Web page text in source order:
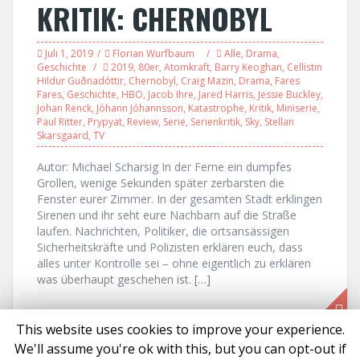
KRITIK: CHERNOBYL
Juli 1, 2019 Florian Wurfbaum Alle, Drama,
Geschichte
2019, 80er, Atomkraft, Barry Keoghan, Cellistin
Hildur Guðnadóttir, Chernobyl, Craig Mazin, Drama, Fares
Fares, Geschichte, HBO, Jacob Ihre, Jared Harris, Jessie Buckley,
Johan Renck, Jóhann Jóhannsson, Katastrophe, Kritik, Miniserie,
Paul Ritter, Prypyat, Review, Serie, Serienkritik, Sky, Stellan
Skarsgaard, TV
Autor: Michael Scharsig In der Ferne ein dumpfes
Grollen, wenige Sekunden später zerbarsten die
Fenster eurer Zimmer. In der gesamten Stadt erklingen
Sirenen und ihr seht eure Nachbarn auf die Straße
laufen. Nachrichten, Politiker, die ortsansässigen
Sicherheitskräfte und Polizisten erklären euch, dass
alles unter Kontrolle sei – ohne eigentlich zu erklären
was überhaupt geschehen ist. […]
This website uses cookies to improve your experience.
We'll assume you're ok with this, but you can opt-out if